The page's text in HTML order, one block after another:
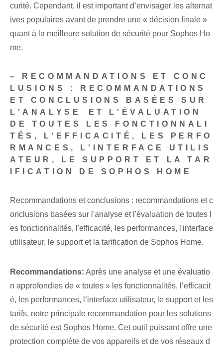
curité. Cependant, il est important d’envisager les alternat
ives populaires avant de prendre une « décision finale »
quant à la meilleure solution de sécurité pour Sophos Ho
me.
– RECOMMANDATIONS ET CONC
LUSIONS : RECOMMANDATIONS
ET CONCLUSIONS ‌BASÉES SUR
L'ANALYSE ⁢ET L'ÉVALUATION‍
DE‌ TOUTES‌ LES FONCTIONNALI
TÉS, L'EFFICACITÉ, LES PERFO
RMANCES, L'INTERFACE UTILIS
ATEUR, LE SUPPORT ET LA TAR
IFICATION DE SOPHOS HOME
Recommandations et ⁢conclusions : recommandations et c
onclusions basées sur​ l'analyse et l'évaluation de toutes⁢ l
es fonctionnalités, l'efficacité, les performances, l'interface
utilisateur, le support et la tarification de Sophos Home.
Recommandations: Après une analyse et une évaluatio
n approfondies de « toutes » les fonctionnalités, l’efficacit
é, les performances, l’interface utilisateur, le support et les
tarifs, notre principale recommandation pour les solutions
de sécurité est Sophos Home. Cet outil puissant offre une
protection complète de vos appareils et de vos réseaux d